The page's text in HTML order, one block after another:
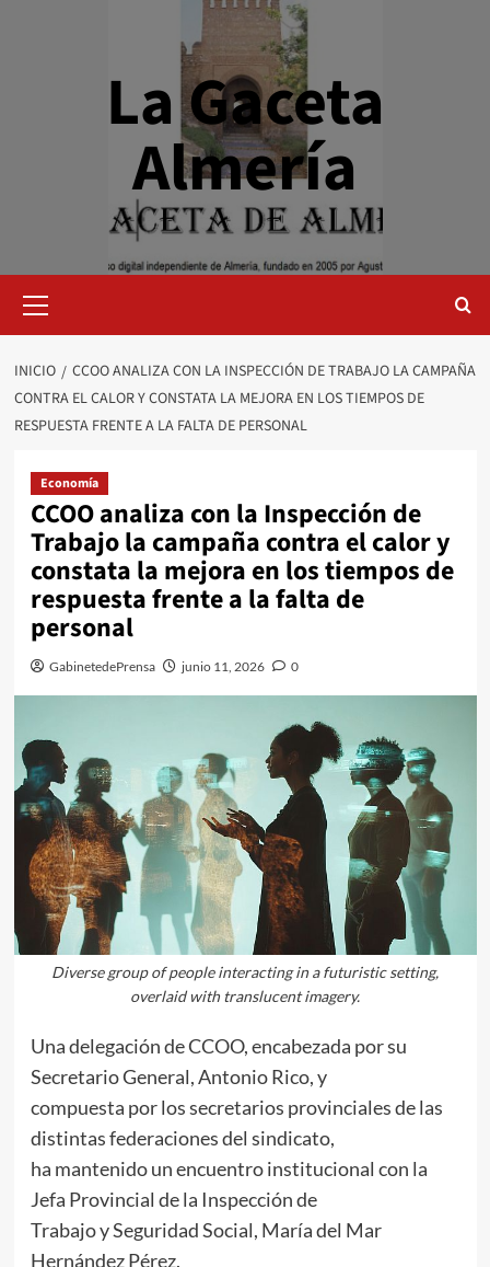
La Gaceta
Almería
primario
INICIO
CCOO ANALIZA CON LA INSPECCIÓN DE TRABAJO LA CAMPAÑA
CONTRA EL CALOR Y CONSTATA LA MEJORA EN LOS TIEMPOS DE
RESPUESTA FRENTE A LA FALTA DE PERSONAL
Economía
CCOO analiza con la Inspección de
Trabajo la campaña contra el calor y
constata la mejora en los tiempos de
respuesta frente a la falta de
personal
GabinetedePrensa junio 11, 2026 0
Diverse group of people interacting in a futuristic setting,
overlaid with translucent imagery.
Una delegación de CCOO, encabezada por su
Secretario General, Antonio Rico, y
compuesta por los secretarios provinciales de las
distintas federaciones del sindicato,
ha mantenido un encuentro institucional con la
Jefa Provincial de la Inspección de
Trabajo y Seguridad Social, María del Mar
Hernández Pérez.